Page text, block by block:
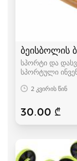
ბეისბოლის
სპორტი და
სპორტული
2 კვირის წინ
30.00 ₾